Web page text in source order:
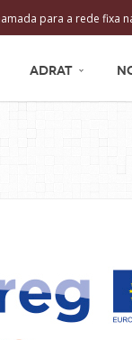
para a rede fixa
ADRAT